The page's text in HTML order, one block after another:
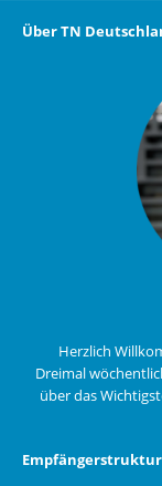
Über TN
Herzlich
Dreimal
über das
Empfängerstruktur